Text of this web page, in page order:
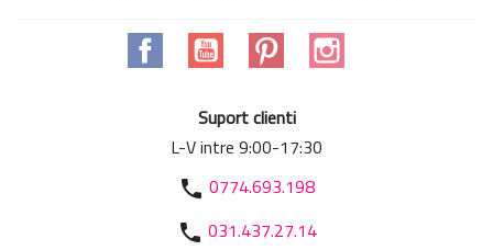
Facebook YouTube Pinterest
Suport clienti
L-V intre 9:00-17:30
phone 0774.693.198
phone 031.437.27.14